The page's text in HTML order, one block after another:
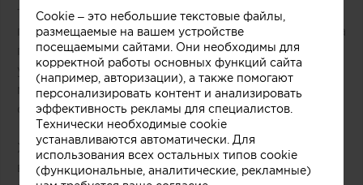
тёмным или светлым, матовым или глянцевым,
главное, чтобы был выложен «‎ёлочкой». Фактура
паркета визуально согревает интерьер,
уравновешивая «‎прохладный» эффект
минималистичных светлых стен — ещё одной
составляющей парижского стиля в интерьере.
Характерная цветовая гамма всегда светлая, как
в стиле прованс, контрасты и яркие цветовые
Cookie – это небольшие текстовые файлы,
размещаемые на вашем устройстве
посещаемыми сайтами. Они необходимы для
корректной работы основных функций сайта
(например, авторизации), а также помогают
персонализировать контент и анализировать
эффективность рекламы для специалистов.
Технически необходимые cookie
устанавливаются автоматически. Для
использования всех остальных типов cookie
(функциональные, аналитические, рекламные)